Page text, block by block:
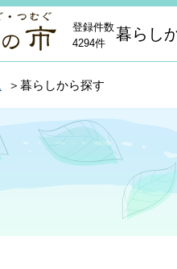
登録件数
4294件
暮らし
暮らしから探す